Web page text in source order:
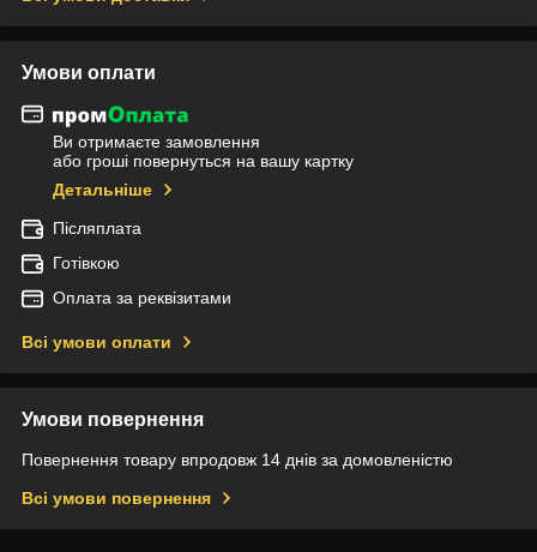
Умови оплати
Ви отримаєте замовлення
або гроші повернуться на вашу картку
Детальніше
Післяплата
Готівкою
Оплата за реквізитами
Всі умови оплати
Умови повернення
Повернення товару впродовж 14 днів за домовленістю
Всі умови повернення